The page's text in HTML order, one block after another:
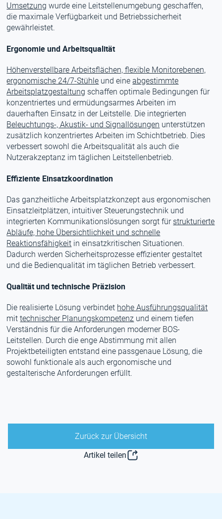
Umsetzung wurde eine Leitstellenumgebung geschaffen,
die maximale Verfügbarkeit und Betriebssicherheit
gewährleistet.
Ergonomie und Arbeitsqualität
Höhenverstellbare Arbeitsflächen, flexible Monitorebenen,
ergonomische 24/7-Stühle und eineabgestimmte
Arbeitsplatzgestaltung schaffen optimale Bedingungen für
konzentriertes und ermüdungsarmes Arbeiten im
dauerhaften Einsatz in der Leitstelle. Die integrierten
Beleuchtungs-, Akustik- und Signallösungen unterstützen
zusätzlich konzentriertes Arbeiten im Schichtbetrieb. Dies
verbessert sowohl die Arbeitsqualität als auch die
Nutzerakzeptanz im täglichen Leitstellenbetrieb.
Effiziente Einsatzkoordination
Das ganzheitliche Arbeitsplatzkonzept aus ergonomischen
Einsatzleitplätzen, intuitiver Steuerungstechnik und
integrierten Kommunikationslösungen sorgt für strukturierte
Abläufe, hohe Übersichtlichkeit und schnelle
Reaktionsfähigkeit in einsatzkritischen Situationen.
Dadurch werden Sicherheitsprozesse effizienter gestaltet
und die Bedienqualität im täglichen Betrieb verbessert.
Qualität und technische Präzision
Die realisierte Lösung verbindet hohe Ausführungsqualität
mittechnischer Planungskompetenz und einem tiefen
Verständnis für die Anforderungen moderner BOS-
Leitstellen. Durch die enge Abstimmung mit allen
Projektbeteiligten entstand eine passgenaue Lösung, die
sowohl funktionale als auch ergonomische und
gestalterische Anforderungen erfüllt.
Zurück zur Übersicht
Artikel teilen